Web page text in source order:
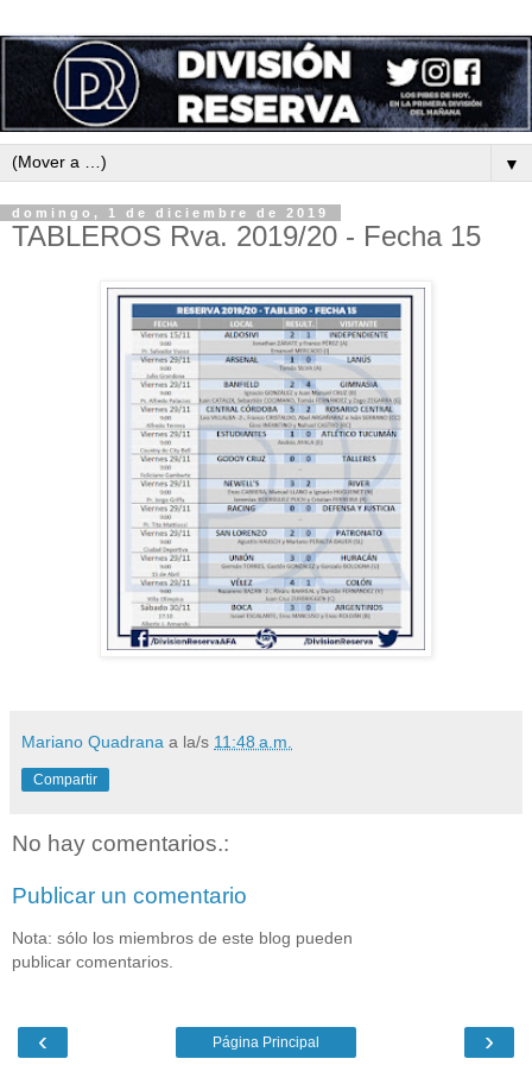
▼
domingo, 1 de diciembre de 2019
TABLEROS Rva. 2019/20 - Fecha 15
Mariano Quadrana a la/s 11:48 a.m.
Compartir
No hay comentarios.:
Publicar un comentario
Nota: sólo los miembros de este blog pueden
publicar comentarios.
‹ ›
Página Principal